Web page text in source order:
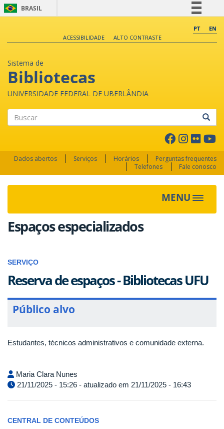
BRASIL
Comunica BR
PT
EN
ACESSIBILIDADE
ALTO CONTRASTE
Sistema de
Bibliotecas
UNIVERSIDADE FEDERAL DE UBERLÂNDIA
Dados abertos Serviços Horários
Perguntas frequentes
Telefones
Fale conosco
MENU Toggle
Espaços especializados
SERVIÇO
Reserva de espaços - Bibliotecas UFU
Público alvo
Estudantes, técnicos administrativos e comunidade externa.
Maria Clara Nunes
21/11/2025 - 15:26 - atualizado em 21/11/2025 - 16:43
CENTRAL DE CONTEÚDOS